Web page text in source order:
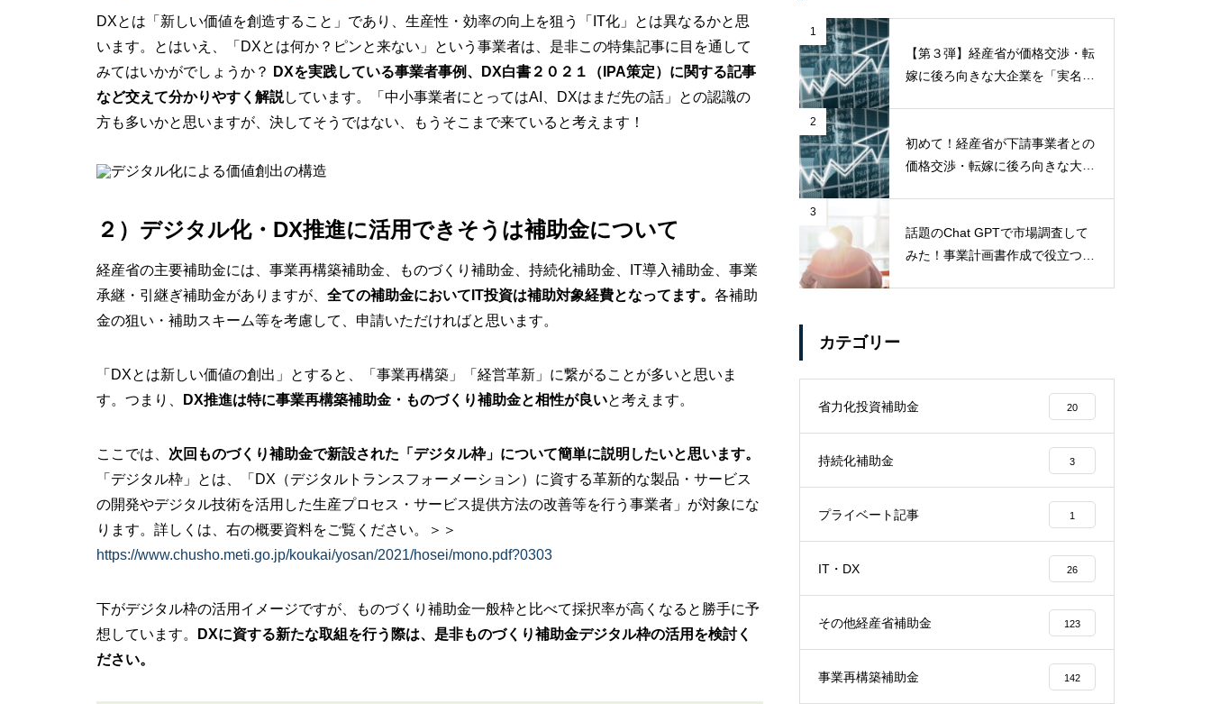
DXとは「新しい価値を創造すること」であり、生産性・効率の向上を狙う「IT化」とは異なるかと思
います。とはいえ、「DXとは何か？ピンと来ない」という事業者は、是非この特集記事に目を通して
みてはいかがでしょうか？
DXを実践している事業者事例、DX白書２０２１（IPA策定）に関する記事
など交えて分かりやすく解説しています。「中小事業者にとってはAI、DXはまだ先の話」との認識の
方も多いかと思いますが、決してそうではない、もうそこまで来ていると考えます！
２）デジタル化・DX推進に活用できそうは補助金について
経産省の主要補助金には、事業再構築補助金、ものづくり補助金、持続化補助金、IT導入補助金、事業
承継・引継ぎ補助金がありますが、 全ての補助金においてIT投資は補助対象経費となってます。 各補助
金の狙い・補助スキーム等を考慮して、申請いただければと思います。
「DXとは新しい価値の創出」とすると、「事業再構築」「経営革新」に繋がることが多いと思いま
す。つまり、
DX推進は特に事業再構築補助金・ものづくり補助金と相性が良いと考えます。
ここでは、 次回ものづくり補助金で新設された「デジタル枠」について簡単に説明したいと思います。
「デジタル枠」とは、「DX（デジタルトランスフォーメーション）に資する革新的な製品・サービス
の開発やデジタル技術を活用した生産プロセス・サービス提供方法の改善等を行う事業者」が対象にな
ります。詳しくは、右の概要資料をご覧ください。＞＞
https://www.chusho.meti.go.jp/koukai/yosan/2021/hosei/mono.pdf?0303
下がデジタル枠の活用イメージですが、ものづくり補助金一般枠と比べて採択率が高くなると勝手に予
想しています。
DXに資する新たな取組を行う際は、是非ものづくり補助金デジタル枠の活用を検討く
ださい。
1
【第３弾】経産省が価格交渉・転
嫁に後ろ向きな大企業を「実名」
2
初めて！経産省が下請事業者との
価格交渉・転嫁に後ろ向きな大企
3
話題のChat GPTで市場調査して
みた！事業計画書作成で役立つか
カテゴリー
省力化投資補助金 20
持続化補助金 3
プライベート記事 1
IT・DX 26
その他経産省補助金 123
事業再構築補助金 142